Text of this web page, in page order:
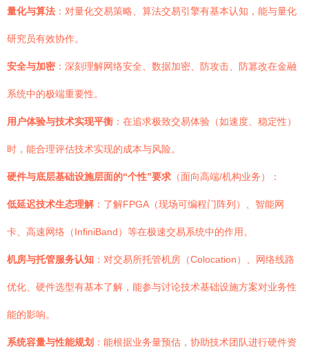
量化与算法 ：对量化交易策略、算法交易引擎有基本认知，能与量化
研究员有效协作。
安全与加密 ：深刻理解网络安全、数据加密、防攻击、防篡改在金融
系统中的极端重要性。
用户体验与技术实现平衡 ：在追求极致交易体验（如速度、稳定性）
时，能合理评估技术实现的成本与风险。
硬件与底层基础设施层面的“个性”要求 （面向高端/机构业务）：
低延迟技术生态理解：了解FPGA（现场可编程门阵列）、智能网
卡、高速网络（InfiniBand）等在极速交易系统中的作用。
机房与托管服务认知 ：对交易所托管机房（Colocation）、网络线路
优化、硬件选型有基本了解，能参与讨论技术基础设施方案对业务性
能的影响。
系统容量与性能规划 ：能根据业务量预估，协助技术团队进行硬件资